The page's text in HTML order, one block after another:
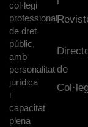
col·legi
professional
de dret
públic,
amb
personalitat
jurídica
i
capacitat
plena
de